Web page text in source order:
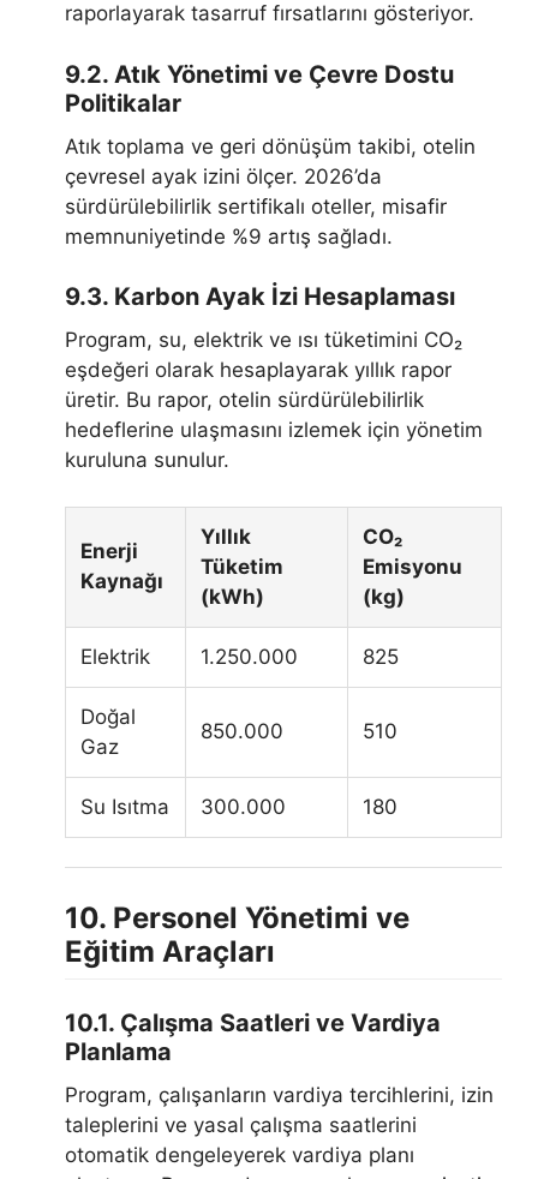
raporlayarak tasarruf fırsatlarını gösteriyor.
9.2. Atık Yönetimi ve Çevre Dostu
Politikalar
Atık toplama ve geri dönüşüm takibi, otelin
çevresel ayak izini ölçer. 2026’da
sürdürülebilirlik sertifikalı oteller, misafir
memnuniyetinde %9 artış sağladı.
9.3. Karbon Ayak İzi Hesaplaması
Program, su, elektrik ve ısı tüketimini CO₂
eşdeğeri olarak hesaplayarak yıllık rapor
üretir. Bu rapor, otelin sürdürülebilirlik
hedeflerine ulaşmasını izlemek için yönetim
kuruluna sunulur.
Enerji
Kaynağı
Yıllık
Tüketim
(kWh)
CO₂
Emisyonu
(kg)
Elektrik 1.250.000 825
Doğal
Gaz
850.000 510
Su Isıtma 300.000 180
10. Personel Yönetimi ve
Eğitim Araçları
10.1. Çalışma Saatleri ve Vardiya
Planlama
Program, çalışanların vardiya tercihlerini, izin
taleplerini ve yasal çalışma saatlerini
otomatik dengeleyerek vardiya planı